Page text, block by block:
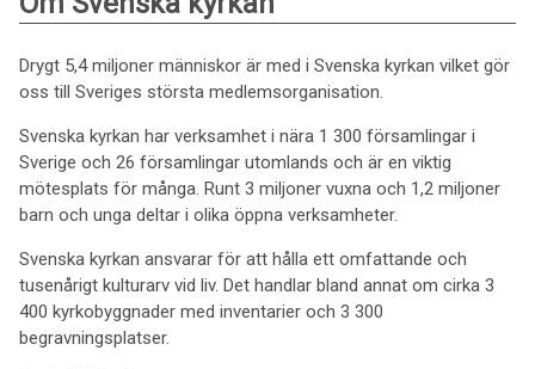
Drygt 5,4 miljoner människor är med i Svenska kyrkan vilket gör
oss till Sveriges största medlemsorganisation.
Svenska kyrkan har verksamhet i nära 1 300 församlingar i
Sverige och 26 församlingar utomlands och är en viktig
mötesplats för många. Runt 3 miljoner vuxna och 1,2 miljoner
barn och unga deltar i olika öppna verksamheter.
Svenska kyrkan ansvarar för att hålla ett omfattande och
tusenårigt kulturarv vid liv. Det handlar bland annat om cirka 3
400 kyrkobyggnader med inventarier och 3 300
begravningsplatser.